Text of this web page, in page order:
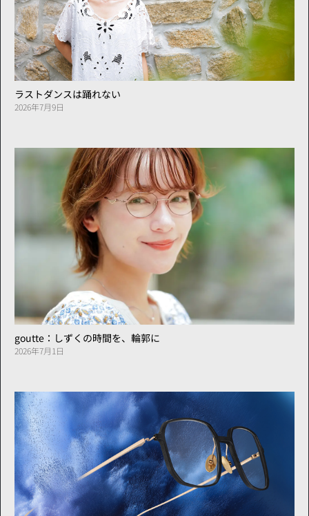
ラストダンスは踊れない
2026年7月9日
goutte：しずくの時間を、輪郭に
2026年7月1日